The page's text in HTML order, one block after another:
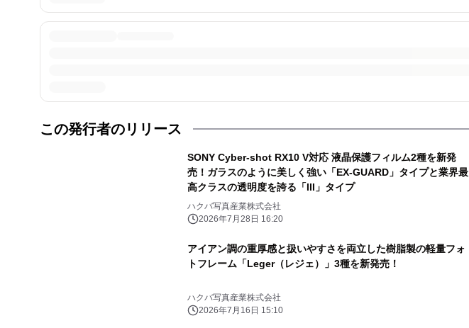
この発行者のリリース
SONY Cyber-shot RX10 V対応 液晶保護フィルム2種を新発
売！ガラスのように美しく強い「EX-GUARD」タイプと業界最
高クラスの透明度を誇る「III」タイプ
ハクバ写真産業株式会社
2026年7月28日 16:20
アイアン調の重厚感と扱いやすさを両立した樹脂製の軽量フォ
トフレーム「Leger（レジェ）」3種を新発売！
ハクバ写真産業株式会社
2026年7月16日 15:10